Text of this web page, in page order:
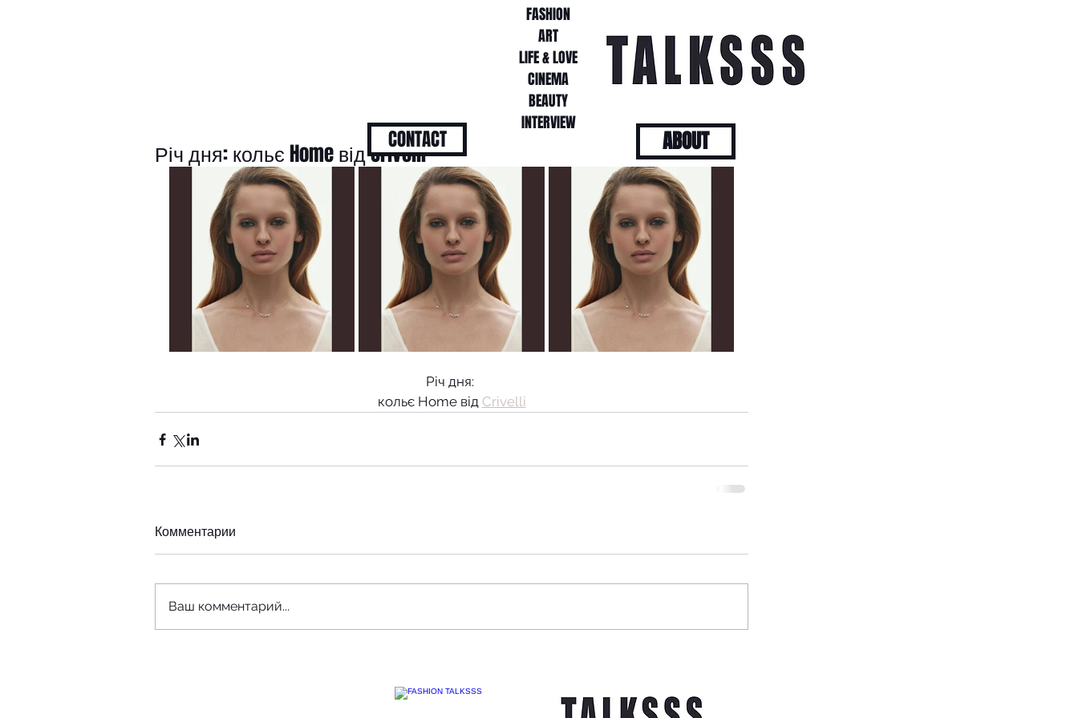
FASHION
ART
LIFE & LOVE
CINEMA
BEAUTY
INTERVIEW
Річ дня: кольє Home від Crivelli
Річ дня:
кольє Home від Crivelli
Комментарии
Ваш комментарий...
CONTACT ABOUT
FASHION
ART
LIFE & LOVE
CINEMA
BEAUTY
INTERVIEW